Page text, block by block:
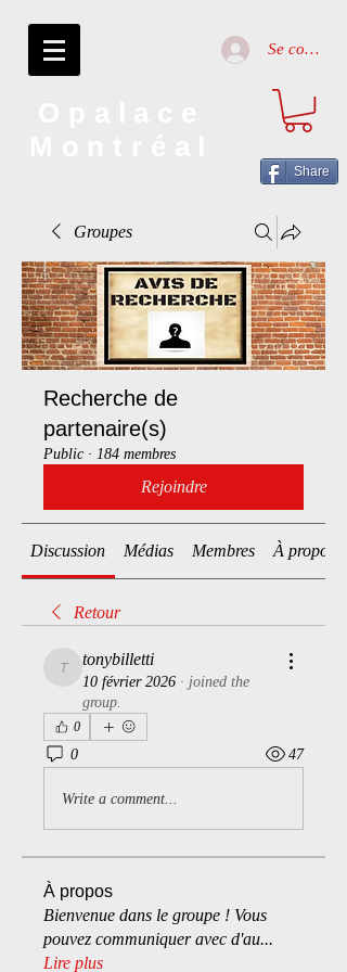
Se connecter
Share
Groupes
Recherche de
partenaire(s)
Public · 184 membres
Rejoindre
Discussion Médias Membres À propos
Retour
tonybilletti
tonybilletti
10 février 2026 · joined the
group.
0
0 47
Write a comment...
À propos
Bienvenue dans le groupe ! Vous
pouvez communiquer avec d'au...
Lire plus